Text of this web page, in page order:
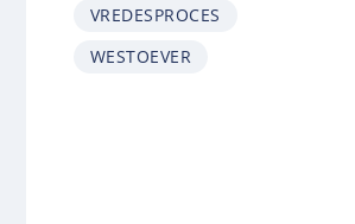
VREDESPROCES
WESTOEVER